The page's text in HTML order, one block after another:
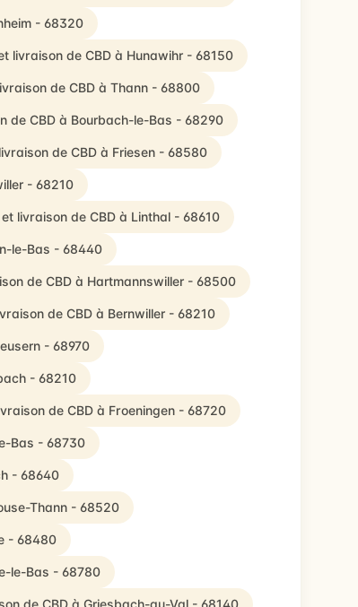
- 68320
livraison de CBD à Hunawihr - 68150
de CBD à Thann - 68800
de CBD à Bourbach-le-Bas - 68290
de CBD à Friesen - 68580
- 68210
livraison de CBD à Linthal - 68610
le-Bas - 68440
de CBD à Hartmannswiller - 68500
de CBD à Bernwiller - 68210
- 68970
- 68210
de CBD à Froeningen - 68720
Bas - 68730
- 68640
Thann - 68520
- 68480
le-Bas - 68780
de CBD à Griesbach-au-Val - 68140